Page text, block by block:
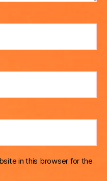
in this browser for the